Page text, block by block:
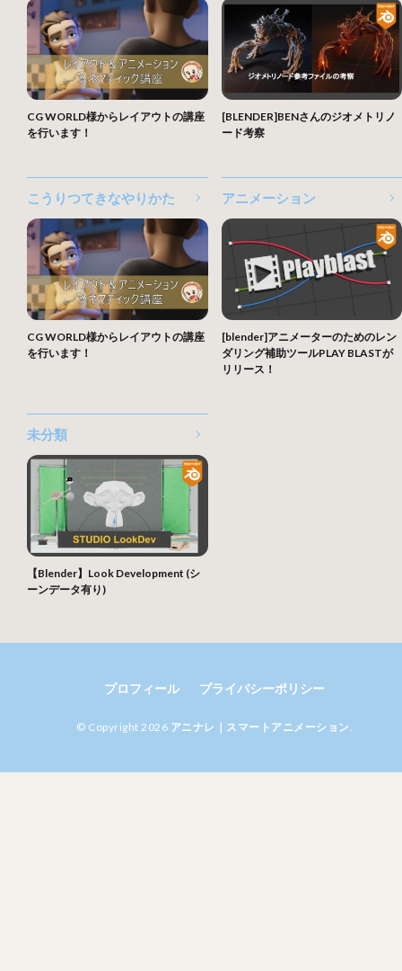
CG WORLD様からレイアウトの講座
を行います！
[BLENDER]BENさんのジオメトリノ
ード考察
こうりつてきなやりかた
CG WORLD様からレイアウトの講座
を行います！
アニメーション
[blender]アニメーターのためのレン
ダリング補助ツールPLAY BLASTが
リリース！
未分類
【Blender】Look Development (シ
ーンデータ有り)
プロフィール プライバシーポリシー
© Copyright 2026 アニナレ｜スマートアニメーション.